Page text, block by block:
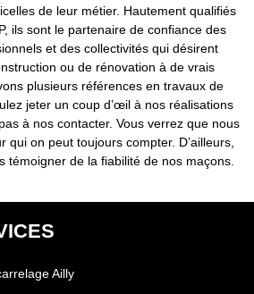
de leur métier. Hautement qualifiés
ils sont le partenaire de confiance des
et des collectivités qui désirent
ou de rénovation à de vrais
plusieurs références en travaux de
jeter un coup d’œil à nos réalisations
à nos contacter. Vous verrez que nous
qui on peut toujours compter. D’ailleurs,
témoigner de la fiabilité de nos maçons.
Ailly